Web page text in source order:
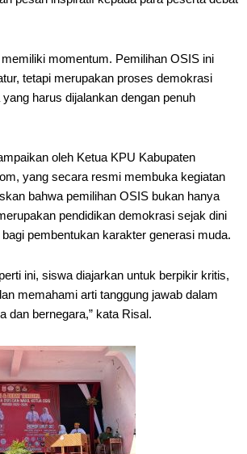
momentum. Pemilihan OSIS ini
tetapi merupakan proses demokrasi
harus dijalankan dengan penuh
oleh Ketua KPU Kabupaten
yang secara resmi membuka kegiatan
bahwa pemilihan OSIS bukan hanya
pendidikan demokrasi sejak dini
pembentukan karakter generasi muda.
ini, siswa diajarkan untuk berpikir kritis,
memahami arti tanggung jawab dalam
dan bernegara,” kata Risal.